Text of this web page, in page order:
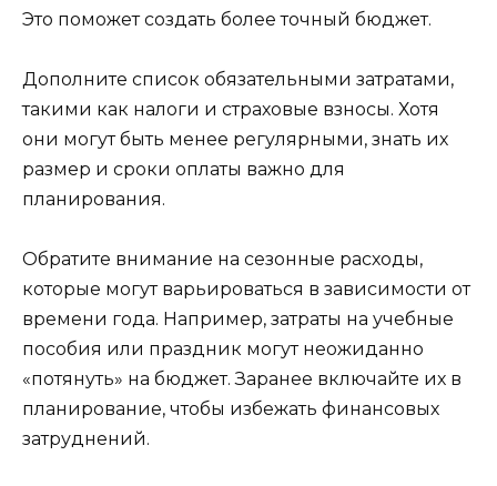
Это поможет создать более точный бюджет.
Дополните список обязательными затратами,
такими как налоги и страховые взносы. Хотя
они могут быть менее регулярными, знать их
размер и сроки оплаты важно для
планирования.
Обратите внимание на сезонные расходы,
которые могут варьироваться в зависимости от
времени года. Например, затраты на учебные
пособия или праздник могут неожиданно
«потянуть» на бюджет. Заранее включайте их в
планирование, чтобы избежать финансовых
затруднений.